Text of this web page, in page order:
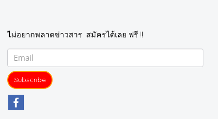
ไม่อยากพลาดข่าวสาร สมัครได้เลย ฟรี !!
Subscribe